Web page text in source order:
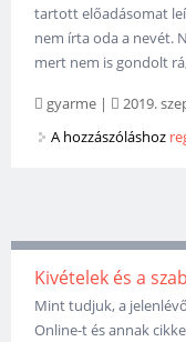
tartott előadásomat
nem írta oda a nevét.
mert nem is gondolt
gyarme | 2019.
A hozzászóláshoz
Kivételek és a
Mint tudjuk, a
Online-t és annak